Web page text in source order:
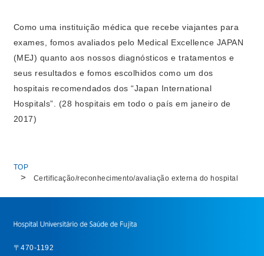
Como uma instituição médica que recebe viajantes para
exames, fomos avaliados pelo Medical Excellence JAPAN
(MEJ) quanto aos nossos diagnósticos e tratamentos e
seus resultados e fomos escolhidos como um dos
hospitais recomendados dos “Japan International
Hospitals”. (28 hospitais em todo o país em janeiro de
2017)
TOP
Certificação/reconhecimento/avaliação externa do hospital
〒470-1192